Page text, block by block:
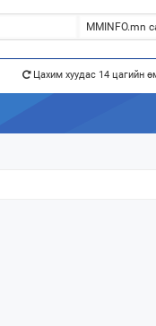
Цахим хуудас 14 цагийн